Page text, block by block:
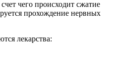
чего происходит сжатие
прохождение нервных
лекарства: